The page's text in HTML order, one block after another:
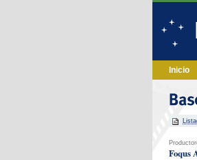
Inicio
Foqus